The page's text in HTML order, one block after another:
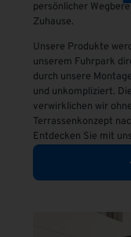
persönlicher
Zuhause.
Unsere Produkte
unserem Fuhrpark
durch unsere
und unkompliziert.
verwirklichen wir
Terrassenkonzept
Entdecken Sie mit